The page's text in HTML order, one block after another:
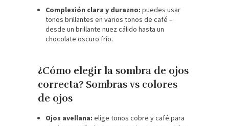
Complexión clara y durazno: puedes usar
tonos brillantes en varios tonos de café –
desde un brillante nuez cálido hasta un
chocolate oscuro frío.
¿Cómo elegir la sombra de ojos
correcta? Sombras vs colores
de ojos
Ojos avellana: elige tonos cobre y café para